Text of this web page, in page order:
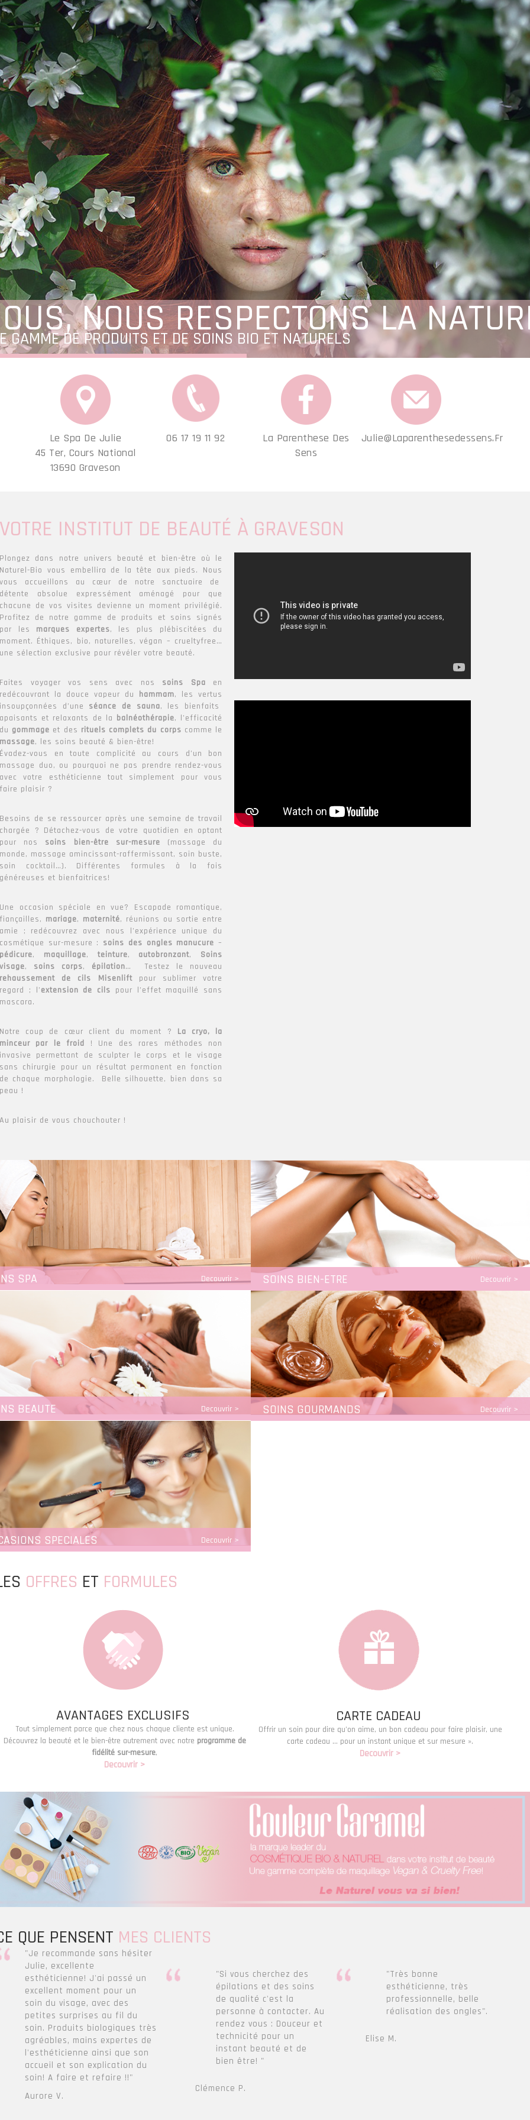
NOUS RESPECTONS LA
GAMME DE PRODUITS ET DE SOINS BIO ET NATURELS
Le Spa De Julie
45 Ter, Cours National
13690 Graveson
06 17 19 11 92
La Parenthese Des
Sens
Julie@laparenthesedessens.fr
VOTRE INSTITUT DE BEAUTÉ À GRAVESON
Plongez dans notre univers beauté et bien-être où le
Naturel-Bio vous embellira de la tête aux pieds. Nous
vous accueillons au cœur de notre sanctuaire de
détente absolue expressément aménagé pour que
chacune de vos visites devienne un moment privilégié.
Profitez de notre gamme de produits et soins signés
par les marques expertes, les plus plébiscitées du
moment. Éthiques, bio, naturelles, végan – crueltyfree…
une sélection exclusive pour révéler votre beauté.
Faites voyager vos sens avec nos soins Spa en
redécouvrant la douce vapeur du hammam, les vertus
insoupçonnées d’une séance de sauna, les bienfaits
apaisants et relaxants de la balnéothérapie, l’efficacité
du gommage et des rituels complets du corps comme le
massage, les soins beauté & bien-être!
Évadez-vous en toute complicité au cours d’un bon
massage duo, ou pourquoi ne pas prendre rendez-vous
avec votre esthéticienne tout simplement pour vous
faire plaisir ?
Besoins de se ressourcer après une semaine de travail
chargée ? Détachez-vous de votre quotidien en optant
pour nos soins bien-être sur-mesure (massage du
monde, massage amincissant-raffermissant, soin buste,
soin cocktail…). Différentes formules à la fois
généreuses et bienfaitrices!
Une occasion spéciale en vue? Escapade romantique,
fiançailles, mariage, maternité, réunions ou sortie entre
amie ; redécouvrez avec nous l’expérience unique du
cosmétique sur-mesure : soins des ongles manucure –
pédicure, maquillage, teinture, autobronzant, Soins
visage, soins corps, épilation… Testez le nouveau
rehaussement de cils Misenliftpour sublimer votre
regard ; l’extension de cils pour l’effet maquillé sans
mascara.
Notre coup de cœur client du moment ? La cryo, la
minceur par le froid ! Une des rares méthodes non
invasive permettant de sculpter le corps et le visage
sans chirurgie pour un résultat permanent en fonction
de chaque morphologie. Belle silhouette, bien dans sa
peau !
Au plaisir de vous chouchouter !
SPA Decouvrir > SOINS BIEN-ETRE Decouvrir >
BEAUTE Decouvrir > SOINS GOURMANDS Decouvrir >
SPECIALES Decouvrir >
OFFRES ET FORMULES
AVANTAGES EXCLUSIFS
Tout simplement parce que chez nous chaque cliente est unique.
Découvrez la beauté et le bien-être autrement avec notre programme de
fidélité sur-mesure,
Decouvrir >
CARTE CADEAU
Offrir un soin pour dire qu’on aime, un bon cadeau pour faire plaisir, une
carte cadeau … pour un instant unique et sur mesure ».
Decouvrir >
QUE PENSENT MES CLIENTS
"Je recommande sans hésiter
Julie, excellente
esthéticienne! J'ai passé un
excellent moment pour un
soin du visage, avec des
petites surprises au fil du
soin. Produits biologiques très
agréables, mains expertes de
l'esthéticienne ainsi que son
accueil et son explication du
soin! A faire et refaire !!"
Aurore V.
"Si vous cherchez des
épilations et des soins
de qualité c'est la
personne à contacter. Au
rendez vous : Douceur et
technicité pour un
instant beauté et de
bien être! "
Clémence P.
"Très bonne
esthéticienne, très
professionnelle, belle
réalisation des ongles".
Elise M.